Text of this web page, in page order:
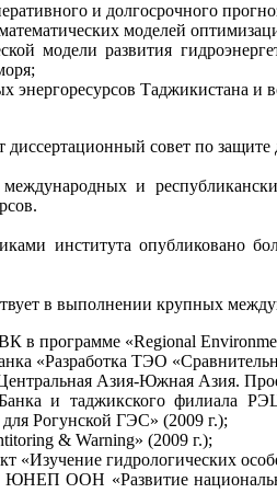
и долгосрочного
математических моделей
модели развития
энергоресурсов Таджикистана и
совет по защите
и
института опубликовано
в выполнении крупных
программе «Regional
«Разработка ТЭО
Азия-Южная Азия.
и таджикского филиала
Рогунской ГЭС» (2009 г.);
& Warning» (2009 г.);
«Изучение гидрологических
ЮНЕП ООН «Развитие